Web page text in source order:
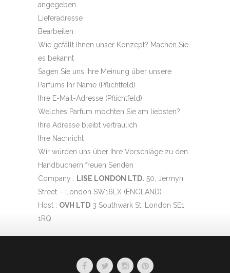
angegeben.
Lieferadresse
Bearbeiten
Wie gefällt Ihnen unser Konzept? Machen Sie
es bekannt
Sagen Sie uns Ihre Meinung über unsere
Parfums Ihr Name (Pflichtfeld)
Ihre E-Mail-Adresse (Pflichtfeld)
Welches Parfum mochten Sie am liebsten?
Ihre Adresse bleibt vertraulich
Ihre Nachricht
Wir würden uns über Ihre Vorschläge zu den
Handbüchern freuen Senden
Company : LISE LONDON LTD. 50, Jermyn
Street – London SW16LX (ENGLAND)
Host : OVH LTD 3 Southwark St, London SE1
1RQ